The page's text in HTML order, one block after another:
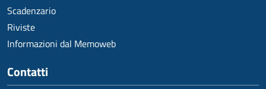
Scadenzario
Riviste
Informazioni dal Memoweb
Contatti